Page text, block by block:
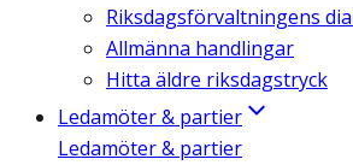
Riksdagsförvaltningens
Allmänna handlingar
Hitta äldre riksdagstryck
Ledamöter & partier
Ledamöter & partier